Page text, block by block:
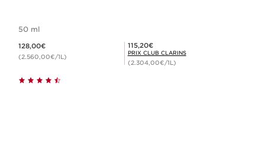
50 ml
128,00€
(2.560,00€/1L)
Prix Club Clarins 115,20€
115,20€
PRIX CLUB CLARINS
(2.304,00€/1L)